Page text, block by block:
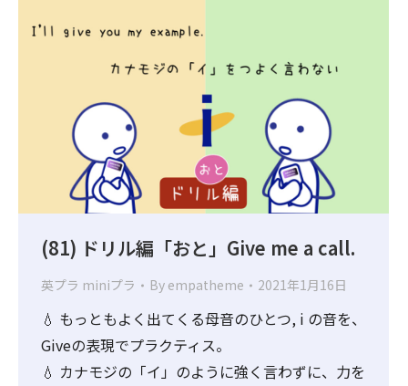
(81) ドリル編「おと」Give me a call.
英プラ miniプラ By empatheme 2021年1月16日
💧 もっともよく出てくる母音のひとつ, i の音を、
Giveの表現でプラクティス。
💧 カナモジの「イ」のように強く言わずに、力を